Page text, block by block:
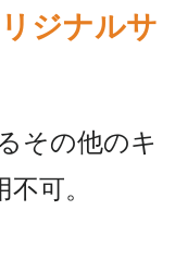
ジナルサ
その他のキ
可。